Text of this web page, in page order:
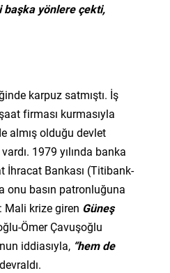
başka yönlere çekti,
karpuz satmıştı. İş
firması kurmasıyla
almış olduğu devlet
1979 yılında banka
İhracat Bankası (Titibank-
onu basın patronluğuna
Mali krize giren Güneş
Ömer Çavuşoğlu
iddiasıyla, “hem de